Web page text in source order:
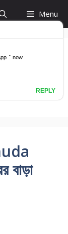
Menu
গুদ
বাড়া